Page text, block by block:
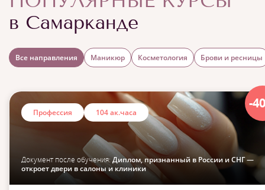
в Самарканде
Все направления Маникюр Косметология Брови и ресницы
-
Профессия 104 ак.часа
Документ после обучения:Диплом, признанный в России и СНГ —
откроет двери в салоны и клиники